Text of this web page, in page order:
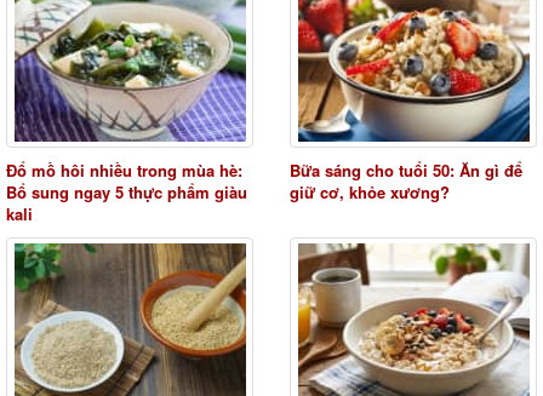
Đổ mồ hôi nhiều trong mùa hè:
Bổ sung ngay 5 thực phẩm giàu
kali
Bữa sáng cho tuổi 50: Ăn gì để
giữ cơ, khỏe xương?